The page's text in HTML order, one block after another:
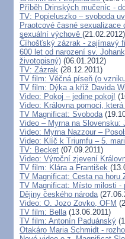
Příběh Drinských mučeníc -
TV: Popieluszko – svoboda
Praotcové časné
sexuální výchově (21.02.2012)
Číhošťský zázrak - zajímavý
600 let od narození sv.
životopisný) (06.01.2012)
TV: Zázrak (28.12.2011)
TV film: Věčná píseň (o
TV film: Dýka a kříž Davida
Video: Pokoj – jedine pokoj!
Video: Královna pomoci,
TV Magnificat: Svoboda
Video – Myrna na Slovensku:
Video: Myrna Nazzour –
Video: Klíč k Triumfu – 5.
TV: Becket (07.09.2011)
Video: Výroční zjevení
TV film: Klára a František
TV Magnificat: Cesta na horu
TV Magnificat: Místo milosti -
Dějiny českého národa
Video: O. Jozo Zovko, OFM
TV film: Bella(13.06.2011)
TV film: Antonín Paduánský
Otakáro Maria Schmidt -